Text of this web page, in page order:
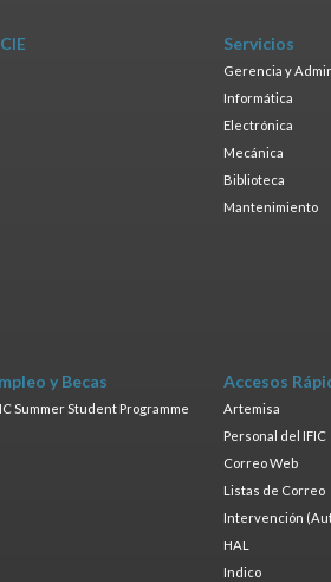
Servicios
Gerencia y
Informática
Electrónica
Mecánica
Biblioteca
Mantenimiento
y Becas
Summer Student Programme
Accesos
Artemisa
Personal del IFIC
Correo Web
Listas de Correo
Intervención
HAL
Indico